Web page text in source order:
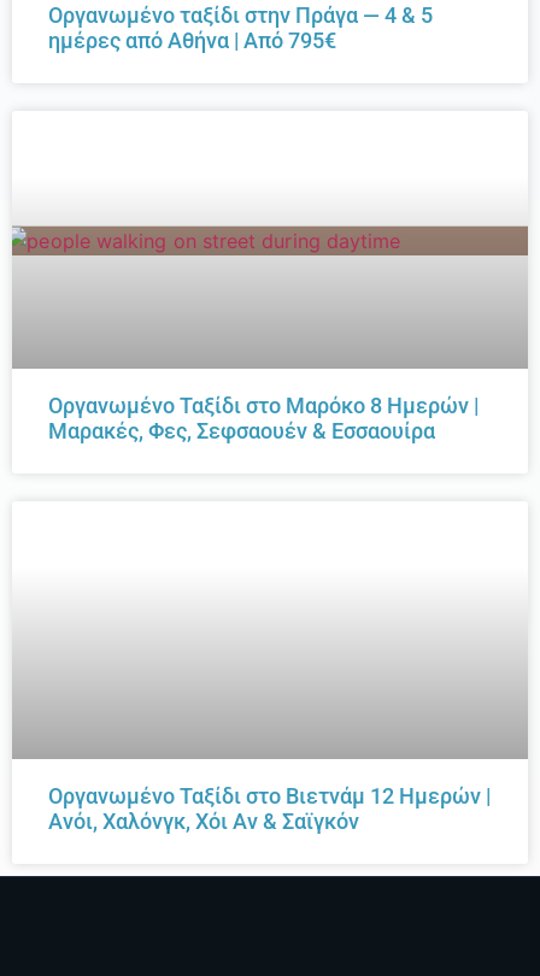
Οργανωμένο ταξίδι στην Πράγα — 4 & 5
ημέρες από Αθήνα | Από 795€
Οργανωμένο Ταξίδι στο Μαρόκο 8 Ημερών |
Μαρακές, Φες, Σεφσαουέν & Εσσαουίρα
Οργανωμένο Ταξίδι στο Βιετνάμ 12 Ημερών |
Ανόι, Χαλόνγκ, Χόι Αν & Σαϊγκόν